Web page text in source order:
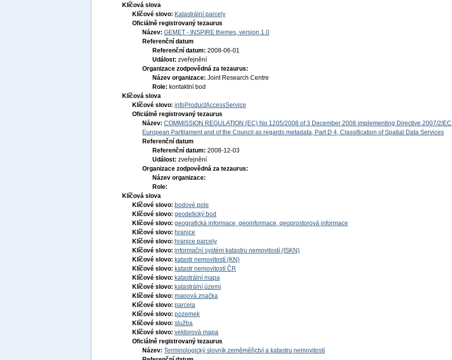
Klíčová slova
Klíčové slovo: Katastrální parcely
Oficiálně registrovaný tezaurus
Název: GEMET - INSPIRE themes, version 1.0
Referenční datum
Referenční datum: 2008-06-01
Událost: zveřejnění
Organizace zodpovědná za tezaurus:
Název organizace: Joint Research Centre
Role: kontaktní bod
Klíčová slova
Klíčové slovo: infoProductAccessService
Oficiálně registrovaný tezaurus
Název: COMMISSION REGULATION (EC) No 1205/2008 of 3 December 2008 implementing Directive 2007/2/EC
European Partilament and of the Council as regards metadata, Part D 4, Classification of Spatial Data Services
Referenční datum
Referenční datum: 2008-12-03
Událost: zveřejnění
Organizace zodpovědná za tezaurus:
Název organizace:
Role:
Klíčová slova
Klíčové slovo: bodové pole
Klíčové slovo: geodetický bod
Klíčové slovo: geografická informace, geoinformace, geoprostorová informace
Klíčové slovo: hranice
Klíčové slovo: hranice parcely
Klíčové slovo: informační systém katastru nemovitostí (ISKN)
Klíčové slovo: katastr nemovitostí (KN)
Klíčové slovo: katastr nemovitostí ČR
Klíčové slovo: katastrální mapa
Klíčové slovo: katastrální území
Klíčové slovo: mapová značka
Klíčové slovo: parcela
Klíčové slovo: pozemek
Klíčové slovo: služba
Klíčové slovo: vektorová mapa
Oficiálně registrovaný tezaurus
Název: Terminologický slovník zeměměřictví a katastru nemovitostí